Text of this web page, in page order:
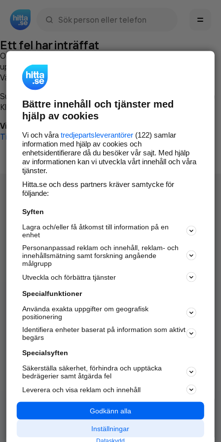
Ett fel har inträffat
Om du vill kan du
uppstod så att vi lättare och snabbare kan avhjälpa det.
Vänligen försök med följande:
Surfa till
Klicka påTillbaka-knappen i webbläsaren och försök igen
Vi beklagar besväret!
Till startsidan
Hitta.se - Gratis nummerupplysning.
Sök företag, personer och platser.
Hitta telefonnummer, adresser, företagsinfo mm.
Marknadsför företaget
Kom igång och annonsera mot
samarbetspartners nära dig.
Alla kategorier
Populära sökningar
API & Kartor
Annonsera
Integritet
Nödnummer
Bättre innehåll och tjänster med
hjälp av cookies
Vi och våra tredjepartsleverantörer(122) samlar
information med hjälp av cookies och
enhetsidentifierare då du besöker vår sajt. Med hjälp
av informationen kan vi utveckla vårt innehåll och våra
tjänster.
Hitta.se och dess partners kräver samtycke för
följande:
Syften
Lagra och/eller få åtkomst till information på en
enhet
Personanpassad reklam och innehåll, reklam- och
innehållsmätning samt forskning angående
målgrupp
Utveckla och förbättra tjänster
Specialfunktioner
Använda exakta uppgifter om geografisk
positionering
Identifiera enheter baserat på information som aktivt
begärs
Specialsyften
Säkerställa säkerhet, förhindra och upptäcka
bedrägerier samt åtgärda fel
Leverera och visa reklam och innehåll
Godkänn alla
Inställningar
Dataskydd